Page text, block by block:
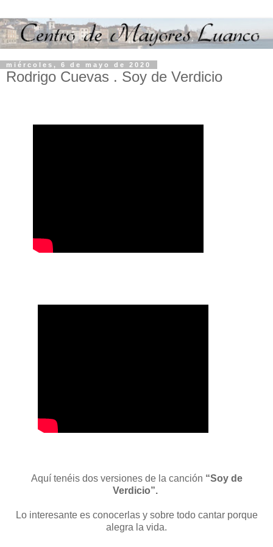
miércoles, 6 de mayo de 2020
Rodrigo Cuevas . Soy de Verdicio
Aquí tenéis dos versiones de la canción “Soy de
Verdicio”.
Lo interesante es conocerlas y sobre todo cantar porque
alegra la vida.